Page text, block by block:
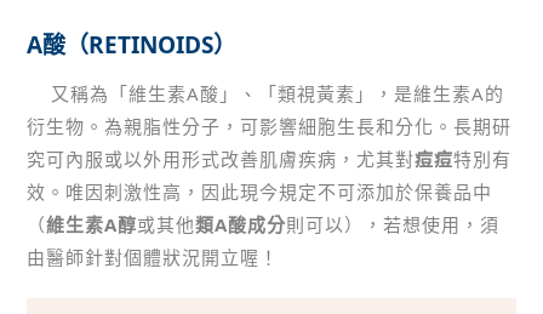
A酸（RETINOIDS）
又稱為「維生素A酸」、「類視黃素」，是維生素A的
衍生物。為親脂性分子，可影響細胞生長和分化。長期研
究可內服或以外用形式改善肌膚疾病，尤其對痘痘特別有
效。唯因刺激性高，因此現今規定不可添加於保養品中
（維生素A醇或其他類A酸成分則可以），若想使用，須
由醫師針對個體狀況開立喔！